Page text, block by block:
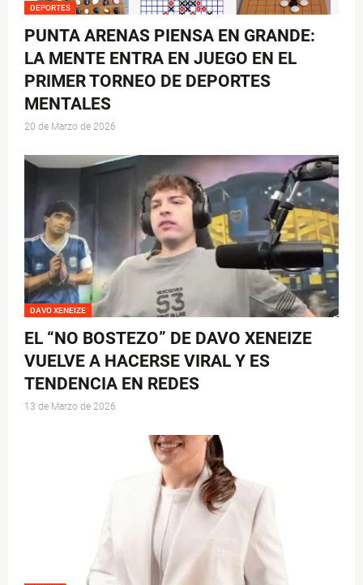
DEPORTES
PUNTA ARENAS PIENSA EN GRANDE:
LA MENTE ENTRA EN JUEGO EN EL
PRIMER TORNEO DE DEPORTES
MENTALES
20 de Marzo de 2026
DAVO XENEIZE
EL “NO BOSTEZO” DE DAVO XENEIZE
VUELVE A HACERSE VIRAL Y ES
TENDENCIA EN REDES
13 de Marzo de 2026